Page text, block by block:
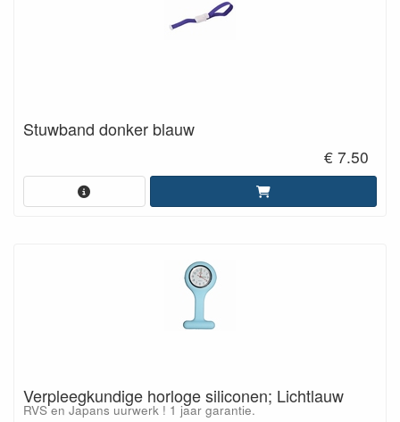
Stuwband donker blauw
€ 7.50
Verpleegkundige horloge siliconen; Lichtlauw
RVS en Japans uurwerk ! 1 jaar garantie.